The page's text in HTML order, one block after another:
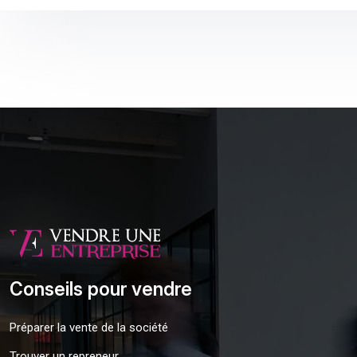
Conseils pour vendre
Préparer la vente de la société